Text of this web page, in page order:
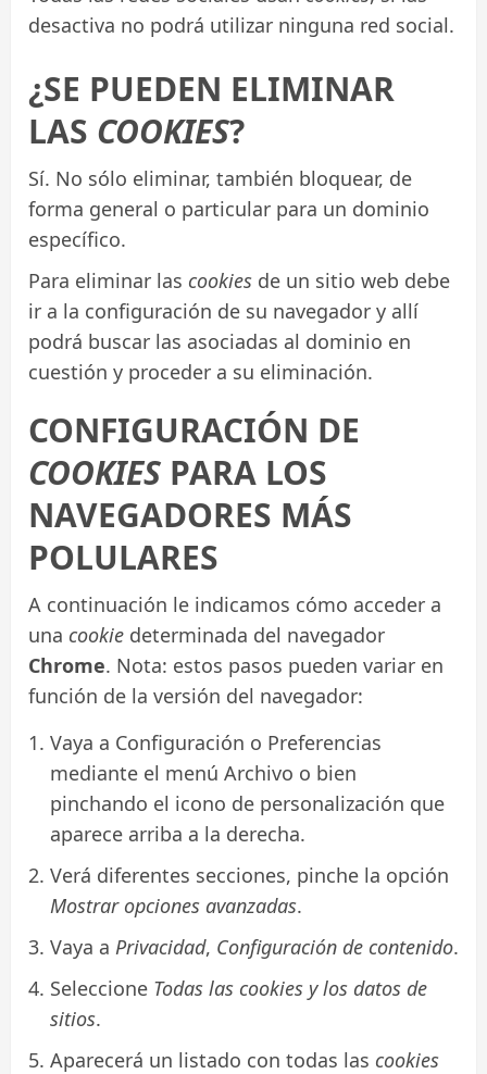
desactiva no podrá utilizar ninguna red social.
¿SE PUEDEN ELIMINAR
LAS COOKIES?
Sí. No sólo eliminar, también bloquear, de
forma general o particular para un dominio
específico.
Para eliminar las cookies de un sitio web debe
ir a la configuración de su navegador y allí
podrá buscar las asociadas al dominio en
cuestión y proceder a su eliminación.
CONFIGURACIÓN DE
COOKIES PARA LOS
NAVEGADORES MÁS
POLULARES
A continuación le indicamos cómo acceder a
una cookie determinada del navegador
Chrome. Nota: estos pasos pueden variar en
función de la versión del navegador:
Vaya a Configuración o Preferencias
mediante el menú Archivo o bien
pinchando el icono de personalización que
aparece arriba a la derecha.
Verá diferentes secciones, pinche la opción
Mostrar opciones avanzadas.
Vaya a Privacidad, Configuración de contenido.
Seleccione Todas las cookies y los datos de
sitios.
Aparecerá un listado con todas las cookies